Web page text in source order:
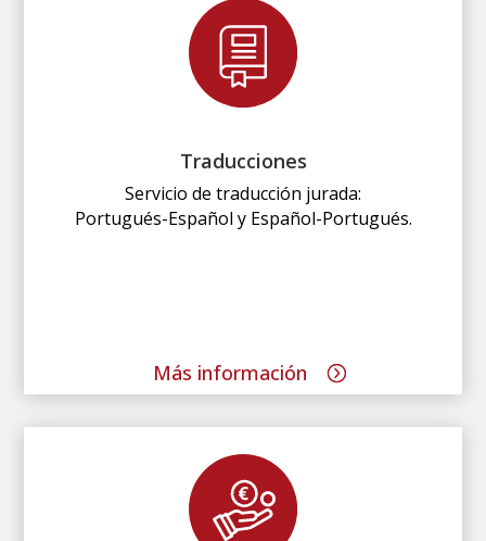
Traducciones
Servicio de traducción jurada:
Portugués-Español y Español-Portugués.
Más información